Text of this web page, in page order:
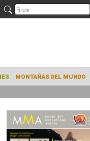
CAPACITACIONES